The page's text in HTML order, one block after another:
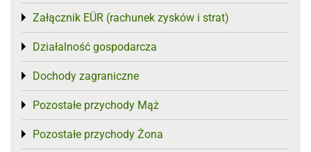
Załącznik EÜR (rachunek zysków i strat)
Toggle menu
Działalność gospodarcza
Toggle menu
Dochody zagraniczne
Toggle menu
Pozostałe przychody Mąż
Toggle menu
Pozostałe przychody Żona
Toggle menu